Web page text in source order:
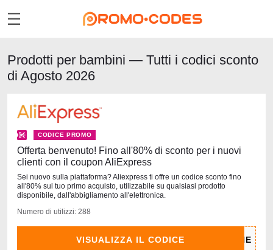
Prodotti per bambini — Tutti i codici sconto
di Agosto 2026
CODICE PROMO
Offerta benvenuto! Fino all'80% di sconto per i nuovi
clienti con il coupon AliExpress
Sei nuovo sulla piattaforma? Aliexpress ti offre un codice sconto fino
all'80% sul tuo primo acquisto, utilizzabile su qualsiasi prodotto
disponibile, dall'abbigliamento all'elettronica.
Numero di utilizzi: 288
VISUALIZZA IL CODICE